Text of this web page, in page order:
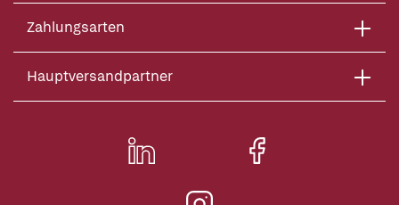
Zahlungsarten
Hauptversandpartner